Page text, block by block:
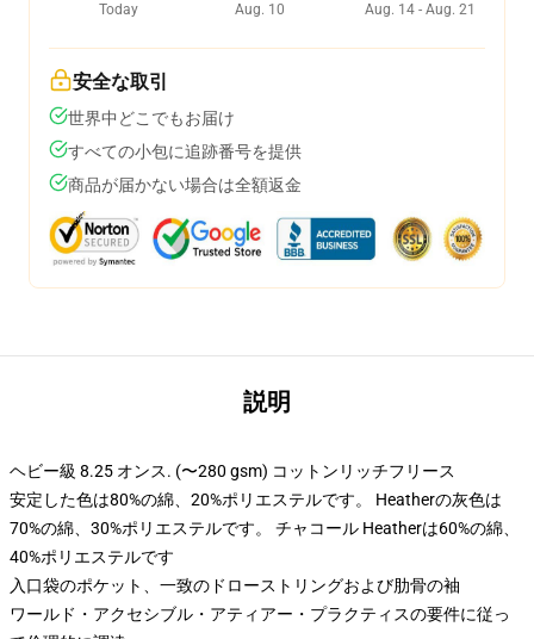
Today
Aug. 10
Aug. 14 - Aug. 21
安全な取引
世界中どこでもお届け
すべての小包に追跡番号を提供
商品が届かない場合は全額返金
説明
ヘビー級 8.25 オンス. (〜280 gsm) コットンリッチフリース
安定した色は80%の綿、20%ポリエステルです。 Heatherの灰色は
70%の綿、30%ポリエステルです。 チャコール Heatherは60%の綿、
40%ポリエステルです
入口袋のポケット、一致のドローストリングおよび肋骨の袖
ワールド・アクセシブル・アティアー・プラクティスの要件に従っ